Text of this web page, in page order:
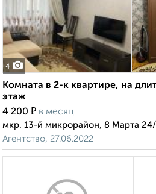
4
Комната в 2-к квартире, на
этаж
4 200 ₽ в месяц
мкр. 13-й микрорайон, 8 Марта
Агентство, 27.06.2022